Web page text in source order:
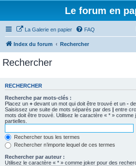
Le forum en
La Galerie en papier FAQ
Index du forum Rechercher
Rechercher
RECHERCHER
Recherche par mots-clés :
Placez un + devant un mot qui doit être trouvé et un -
Saisissez une suite de mots séparés par des | entre
mots doit être trouvé. Utilisez le caractère « * »
partielles.
Rechercher tous les termes
Rechercher n’importe lequel de ces termes
Rechercher par auteur :
Utilisez le caractère « * » comme joker pour des